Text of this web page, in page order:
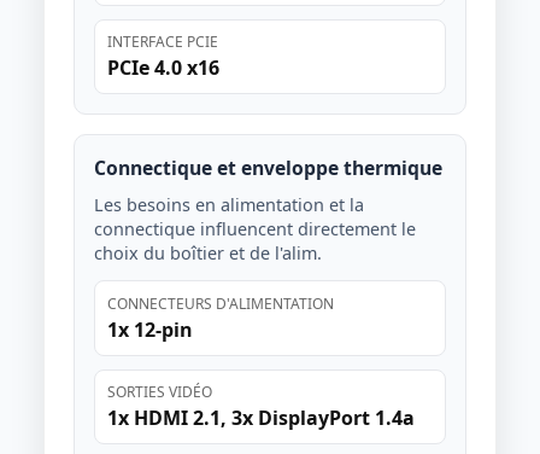
INTERFACE PCIE
PCIe 4.0 x16
Connectique et enveloppe thermique
Les besoins en alimentation et la
connectique influencent directement le
choix du boîtier et de l'alim.
CONNECTEURS D'ALIMENTATION
1x 12-pin
SORTIES VIDÉO
1x HDMI 2.1, 3x DisplayPort 1.4a